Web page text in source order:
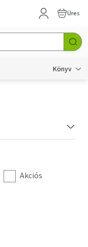
Üres
Könyv
Akciós